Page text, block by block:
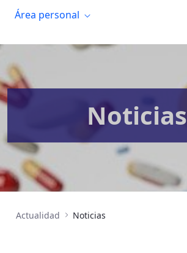
Área personal
Noticias
Actualidad Noticias